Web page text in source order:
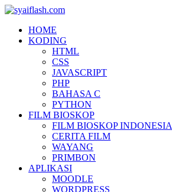
HOME
KODING
HTML
CSS
JAVASCRIPT
PHP
BAHASA C
PYTHON
FILM BIOSKOP
FILM BIOSKOP INDONESIA
CERITA FILM
WAYANG
PRIMBON
APLIKASI
MOODLE
WORDPRESS